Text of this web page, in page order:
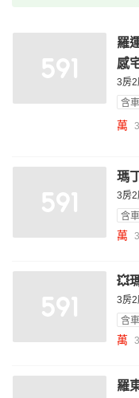
我想找配備瓦斯爐的
我想找廁所開窗的物
我想找具垃圾處理的
羅
感宅
3房2
含
萬
瑪
3房2
含
萬
💥
3房2
含
萬
羅